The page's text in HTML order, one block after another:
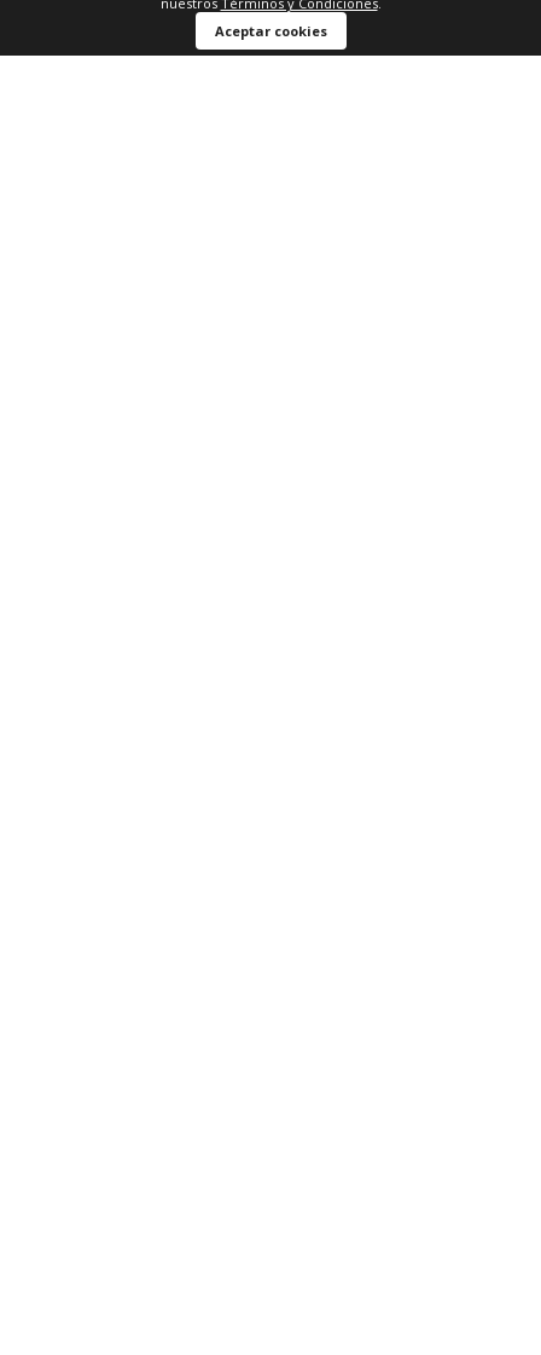
Comprar ahora
Aceptar cookies